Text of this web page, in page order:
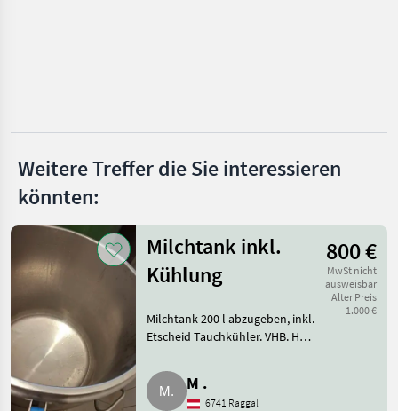
MARKTPLATZ
Marktplatz Händlerangebote
Weitere Treffer die Sie interessieren
könnten:
Milchtank inkl.
Kühlung
800 €
MwSt nicht
ausweisbar
Alter Preis
1.000 €
Milchtank 200 l abzugeben, inkl.
Etscheid Tauchkühler. VHB. Hof-
Kühltechnik
M .
6741 Raggal